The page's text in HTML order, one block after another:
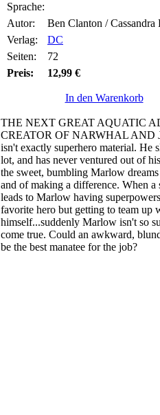
Sprache:
Autor:
Ben Clanton / Cassandra
Verlag:
DC
Seiten:
72
Preis:
12,99 €
In den Warenkorb
THE NEXT GREAT AQUATIC
CREATOR OF NARWHAL AND
isn't exactly superhero material. He
lot, and has never ventured out of
the sweet, bumbling Marlow
and of making a difference. When a
leads to Marlow having
favorite hero but getting to team up
himself...suddenly Marlow isn't so
come true. Could an awkward,
be the best manatee for the job?